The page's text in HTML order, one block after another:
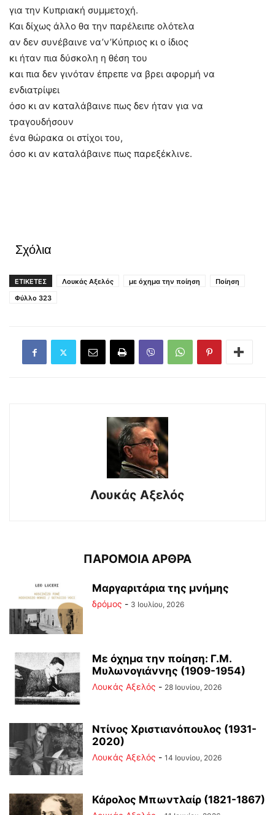
για την Κυπριακή συμμετοχή.
Και δίχως άλλο θα την παρέλειπε ολότελα
αν δεν συνέβαινε να’ν’Κύπριος κι ο ίδιος
κι ήταν πια δύσκολη η θέση του
και πια δεν γινόταν έπρεπε να βρει αφορμή να
ενδιατρίψει
όσο κι αν καταλάβαινε πως δεν ήταν για να
τραγουδήσουν
ένα θώρακα οι στίχοι του,
όσο κι αν καταλάβαινε πως παρεξέκλινε.
Σχόλια
ΕΤΙΚΕΤΕΣ Λουκάς Αξελός με όχημα την ποίηση
Ποίηση
Φύλλο 323
Λουκάς Αξελός
ΠΑΡΟΜΟΙΑ ΑΡΘΡΑ
Μαργαριτάρια της μνήμης
δρόμος - 3 Ιουλίου, 2026
Με όχημα την ποίηση: Γ.Μ.
Μυλωνογιάννης (1909-1954)
Λουκάς Αξελός - 28 Ιουνίου, 2026
Ντίνος Χριστιανόπουλος (1931-
2020)
Λουκάς Αξελός - 14 Ιουνίου, 2026
Κάρολος Μπωντλαίρ (1821-1867)